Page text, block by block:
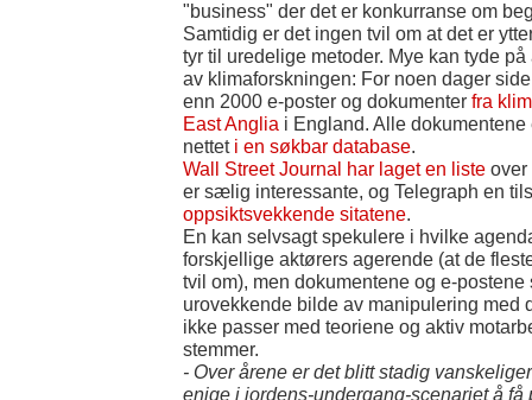
"business" der det er konkurranse om
Samtidig er det ingen tvil om at det er
tyr til uredelige metoder. Mye kan tyde
av klimaforskningen: For noen dager
enn 2000 e-poster og dokumenter fra
East Anglia i England. Alle
nettet i en søkbar database.
Wall Street Journal har laget en liste over
er sælig interessante, og Telegraph en
oppsiktsvekkende sitatene.
En kan selvsagt spekulere i hvilke
forskjellige aktørers agerende (at de
tvil om), men dokumentene og e-postene
urovekkende bilde av manipulering med
ikke passer med teoriene og aktiv
stemmer.
- Over årene er det blitt stadig
enige i jordens-undergang-scenariet å få